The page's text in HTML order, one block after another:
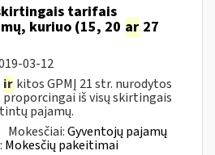
tarifais
kuriuo (15, 20 ar 27
03-12
ir kitos GPMĮ 21 str. nurodytos
iš visų skirtingais
pajamų.
Mokesčiai:Gyventojų pajamų
Mokesčių pakeitimai